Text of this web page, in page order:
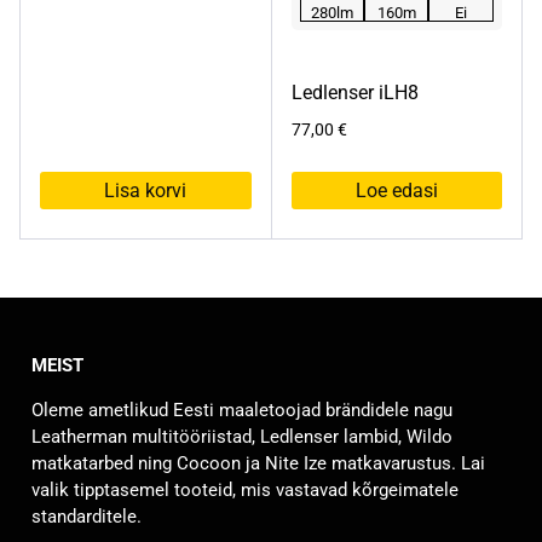
Lisa korvi
280lm 160m Ei
Ledlenser iLH8
77,00 €
Loe edasi
MEIST
Oleme ametlikud Eesti maaletoojad brändidele nagu
Leatherman multitööriistad, Ledlenser lambid, Wildo
matkatarbed ning Cocoon ja Nite Ize matkavarustus. Lai
valik tipptasemel tooteid, mis vastavad kõrgeimatele
standarditele.